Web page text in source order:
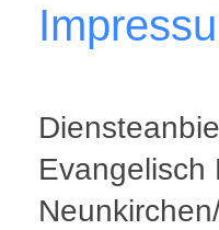
Evangelisch